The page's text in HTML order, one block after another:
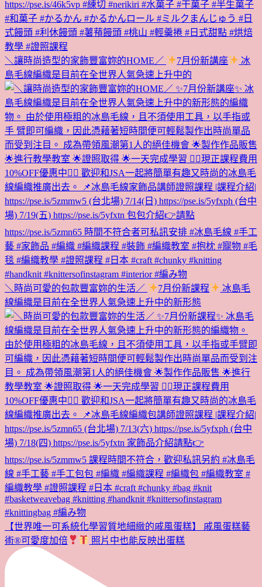
＼讓時尚造型的家飾豐富妳的HOME／ 7月份新講座
冰
島毛線編織是目前在全世界人氣急速上升中的
＼時尚可愛的包款豐富妳的生活／ 7月份新課程
冰島毛
線編織是目前在全世界人氣急速上升中的新形態
【世界唯一可系統化學習質地細緻的戚風蛋糕】 戚風蛋糕藝
術®︎可愛度加倍
照片中也能反映出蛋糕